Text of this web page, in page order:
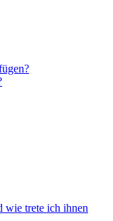
wie trete ich ihnen